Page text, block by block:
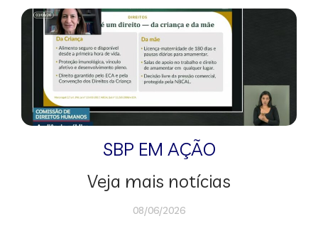
SBP EM AÇÃO
Veja mais notícias
08/06/2026